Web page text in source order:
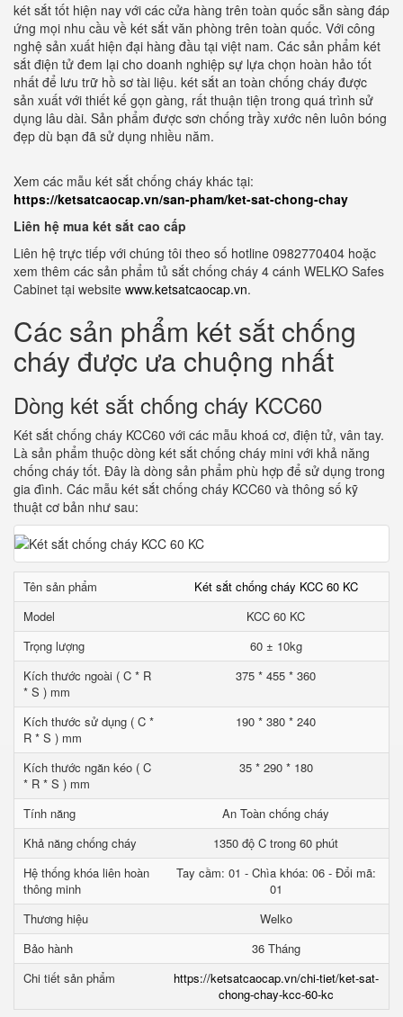
két sắt tốt hiện nay với các cửa hàng trên toàn quốc sẵn sàng đáp
ứng mọi nhu cầu về két sắt văn phòng trên toàn quốc. Với công
nghệ sản xuất hiện đại hàng đầu tại việt nam. Các sản phẩm két
sắt điện tử đem lại cho doanh nghiệp sự lựa chọn hoàn hảo tốt
nhất để lưu trữ hồ sơ tài liệu. két sắt an toàn chống cháy được
sản xuất với thiết kế gọn gàng, rất thuận tiện trong quá trình sử
dụng lâu dài. Sản phẩm được sơn chống trầy xước nên luôn bóng
đẹp dù bạn đã sử dụng nhiều năm.
Xem các mẫu két sắt chống cháy khác tại:
https://ketsatcaocap.vn/san-pham/ket-sat-chong-chay
Liên hệ mua két sắt cao cấp
Liên hệ trực tiếp với chúng tôi theo số hotline 0982770404 hoặc
xem thêm các sản phẩm tủ sắt chống cháy 4 cánh WELKO Safes
Cabinet tại website www.ketsatcaocap.vn.
Các sản phẩm két sắt chống
cháy được ưa chuộng nhất
Dòng két sắt chống cháy KCC60
Két sắt chống cháy KCC60 với các mẫu khoá cơ, điện tử, vân tay.
Là sản phẩm thuộc dòng két sắt chống cháy mini với khả năng
chống cháy tốt. Đây là dòng sản phẩm phù hợp để sử dụng trong
gia đình. Các mẫu két sắt chống cháy KCC60 và thông số kỹ
thuật cơ bản như sau:
Tên sản phẩm
Két sắt chống cháy KCC 60 KC
Model
KCC 60 KC
Trọng lượng
60 ± 10kg
Kích thước ngoài ( C * R
* S ) mm
375 * 455 * 360
Kích thước sử dụng ( C *
R * S ) mm
190 * 380 * 240
Kích thước ngăn kéo ( C
* R * S ) mm
35 * 290 * 180
Tính năng
An Toàn chống cháy
Khả năng chống cháy
1350 độ C trong 60 phút
Hệ thống khóa liên hoàn
thông minh
Tay cầm: 01 - Chìa khóa: 06 - Đổi mã:
01
Thương hiệu
Welko
Bảo hành
36 Tháng
Chi tiết sản phẩm
https://ketsatcaocap.vn/chi-tiet/ket-sat-
chong-chay-kcc-60-kc